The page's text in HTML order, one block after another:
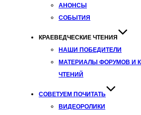
АНОНСЫ
СОБЫТИЯ
КРАЕВЕДЧЕСКИЕ ЧТЕНИЯ
НАШИ ПОБЕДИТЕЛИ
МАТЕРИАЛЫ ФОРУМОВ И
ЧТЕНИЙ
СОВЕТУЕМ ПОЧИТАТЬ
ВИДЕОРОЛИКИ